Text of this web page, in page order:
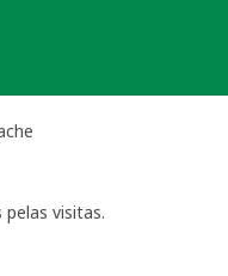
visitas.